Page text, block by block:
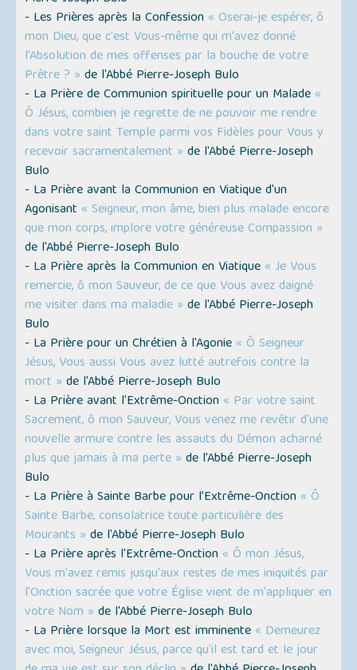
- Les Prières après la Confession « Oserai-je espérer, ô
mon Dieu, que c'est Vous-même qui m'avez donné
l'Absolution de mes offenses par la bouche de votre
Prêtre ? » de l'Abbé Pierre-Joseph Bulo
- La Prière de Communion spirituelle pour un Malade «
Ô Jésus, combien je regrette de ne pouvoir me rendre
dans votre saint Temple parmi vos Fidèles pour Vous y
recevoir sacramentalement » de l'Abbé Pierre-Joseph
Bulo
- La Prière avant la Communion en Viatique d'un
Agonisant « Seigneur, mon âme, bien plus malade encore
que mon corps, implore votre généreuse Compassion »
de l'Abbé Pierre-Joseph Bulo
- La Prière après la Communion en Viatique « Je Vous
remercie, ô mon Sauveur, de ce que Vous avez daigné
me visiter dans ma maladie » de l'Abbé Pierre-Joseph
Bulo
- La Prière pour un Chrétien à l'Agonie « Ô Seigneur
Jésus, Vous aussi Vous avez lutté autrefois contre la
mort » de l'Abbé Pierre-Joseph Bulo
- La Prière avant l'Extrême-Onction « Par votre saint
Sacrement, ô mon Sauveur, Vous venez me revêtir d'une
nouvelle armure contre les assauts du Démon acharné
plus que jamais à ma perte » de l'Abbé Pierre-Joseph
Bulo
- La Prière à Sainte Barbe pour l’Extrême-Onction « Ô
Sainte Barbe, consolatrice toute particulière des
Mourants » de l'Abbé Pierre-Joseph Bulo
- La Prière après l'Extrême-Onction « Ô mon Jésus,
Vous m'avez remis jusqu'aux restes de mes iniquités par
l'Onction sacrée que votre Église vient de m'appliquer en
votre Nom » de l'Abbé Pierre-Joseph Bulo
- La Prière lorsque la Mort est imminente « Demeurez
avec moi, Seigneur Jésus, parce qu'il est tard et le jour